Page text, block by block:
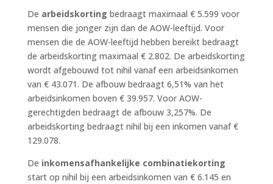
De arbeidskorting bedraagt maximaal € 5.599 voor
mensen die jonger zijn dan de AOW-leeftijd. Voor
mensen die de AOW-leeftijd hebben bereikt bedraagt
de arbeidskorting maximaal € 2.802. De arbeidskorting
wordt afgebouwd tot nihil vanaf een arbeidsinkomen
van € 43.071. De afbouw bedraagt 6,51% van het
arbeidsinkomen boven € 39.957. Voor AOW-
gerechtigden bedraagt de afbouw 3,257%. De
arbeidskorting bedraagt nihil bij een inkomen vanaf €
129.078.
De inkomensafhankelijke combinatiekorting
start op nihil bij een arbeidsinkomen van € 6.145 en